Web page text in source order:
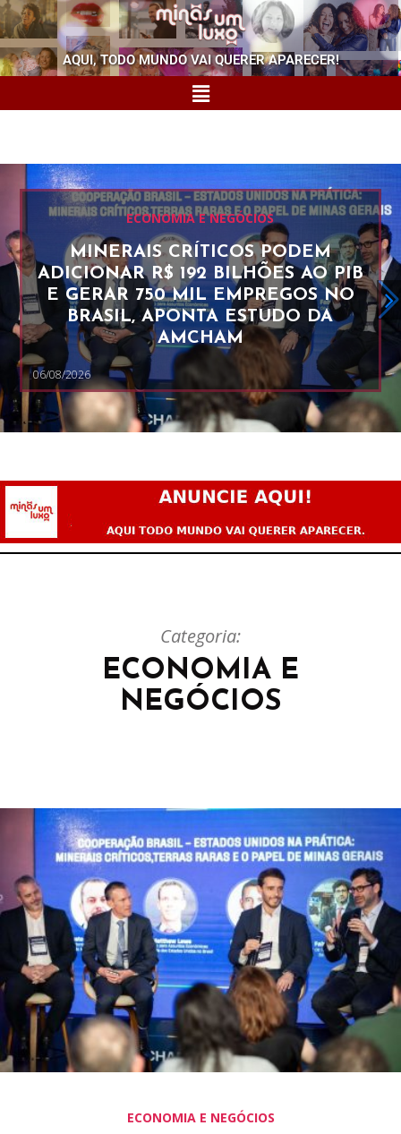
AQUI, TODO MUNDO VAI QUERER APARECER!
ECONOMIA E NEGÓCIOS
MINERAIS CRÍTICOS PODEM
ADICIONAR R$ 192 BILHÕES AO PIB
E GERAR 750 MIL EMPREGOS NO
BRASIL, APONTA ESTUDO DA
AMCHAM
06/08/2026
Categoria:
ECONOMIA E
NEGÓCIOS
ECONOMIA E NEGÓCIOS